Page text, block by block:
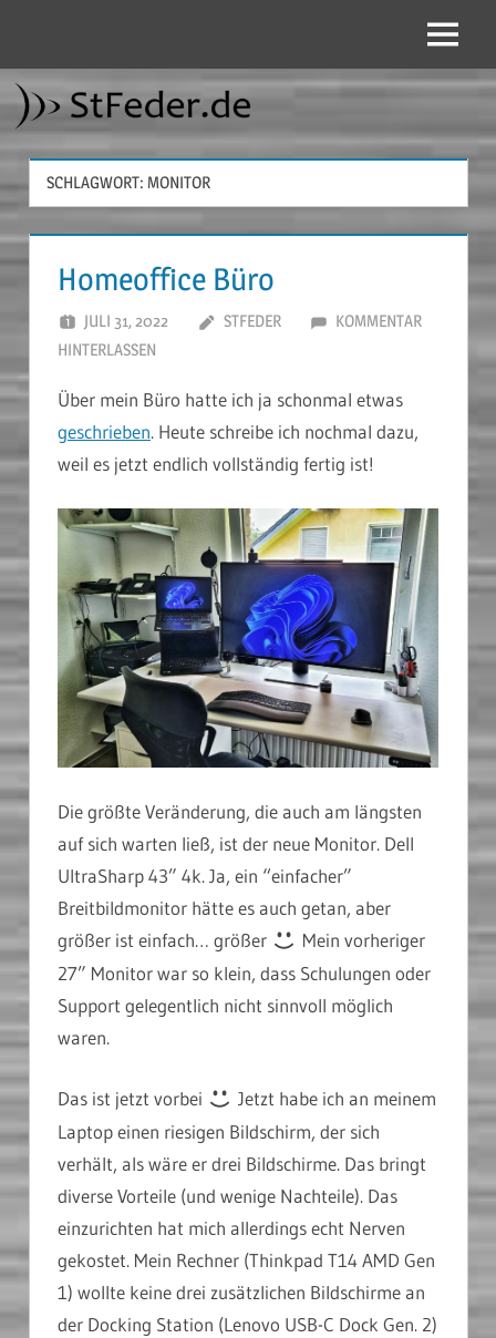
springen
Menü
SCHLAGWORT: MONITOR
Homeoffice Büro
JULI 31, 2022 STFEDER
KOMMENTAR
HINTERLASSEN
Über mein Büro hatte ich ja schonmal etwas
geschrieben. Heute schreibe ich nochmal dazu,
weil es jetzt endlich vollständig fertig ist!
Die größte Veränderung, die auch am längsten
auf sich warten ließ, ist der neue Monitor. Dell
UltraSharp 43” 4k. Ja, ein “einfacher”
Breitbildmonitor hätte es auch getan, aber
größer ist einfach… größer
Mein vorheriger
27” Monitor war so klein, dass Schulungen oder
Support gelegentlich nicht sinnvoll möglich
waren.
Das ist jetzt vorbei
Jetzt habe ich an meinem
Laptop einen riesigen Bildschirm, der sich
verhält, als wäre er drei Bildschirme. Das bringt
diverse Vorteile (und wenige Nachteile). Das
einzurichten hat mich allerdings echt Nerven
gekostet. Mein Rechner (Thinkpad T14 AMD Gen
1) wollte keine drei zusätzlichen Bildschirme an
der Docking Station (Lenovo USB-C Dock Gen. 2)